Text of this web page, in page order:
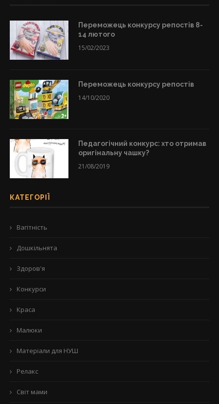
Переможець конкурсу репостів 8-
14 лютого
15/02/2023
Переможець конкурсу репостів
14/10/2020
Педагогічний конкурс: хто отримав
оригінальну чашку?
21/08/2019
КАТЕГОРІЇ
Вагітність
Дошкільнята
Здоров'я
Конкурси
Краса
Малюки
Матеріали для НУШ
Релакс
Світ мами